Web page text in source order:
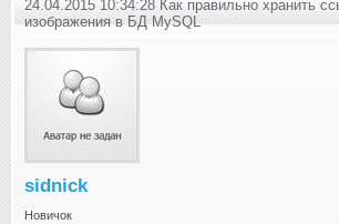
24.04.2015 10:34:28 Как правильно хранить
изображения в БД MySQL
sidnick
Новичок